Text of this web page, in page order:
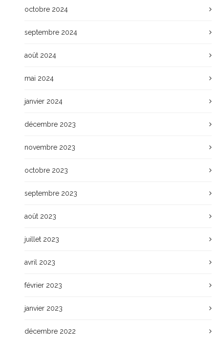
octobre 2024
septembre 2024
août 2024
mai 2024
janvier 2024
décembre 2023
novembre 2023
octobre 2023
septembre 2023
août 2023
juillet 2023
avril 2023
février 2023
janvier 2023
décembre 2022